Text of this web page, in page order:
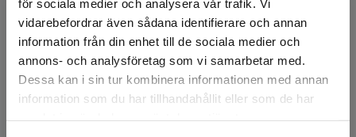
för sociala medier och analysera vår trafik. Vi
vidarebefordrar även sådana identifierare och annan
information från din enhet till de sociala medier och
annons- och analysföretag som vi samarbetar med.
Dessa kan i sin tur kombinera informationen med annan
information som du har tillhandahållit eller som de har
Begränsad fraktregion
Det verkar som att du besöker
färgade rutor och tydliga färgfotografier på barn och
vuxna i trafiken. … En mycket bra introduktion till
trafikvett för de yngre trafikanterna.
Christina Wedenmark, BTJ. Helhetsbetyg: 4 av 5.
Upphovspersoner